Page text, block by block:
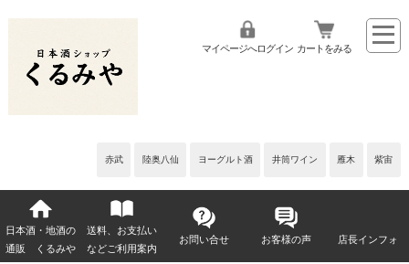
赤武 陸奥八仙 ヨーグルト酒 井筒ワイン 雁木 紫宙
マイページへログイン カートをみる
日本酒・地酒の
通販 くるみや
送料、お支払い
などご利用案内
お問い合せ お客様の声 店長インフォ